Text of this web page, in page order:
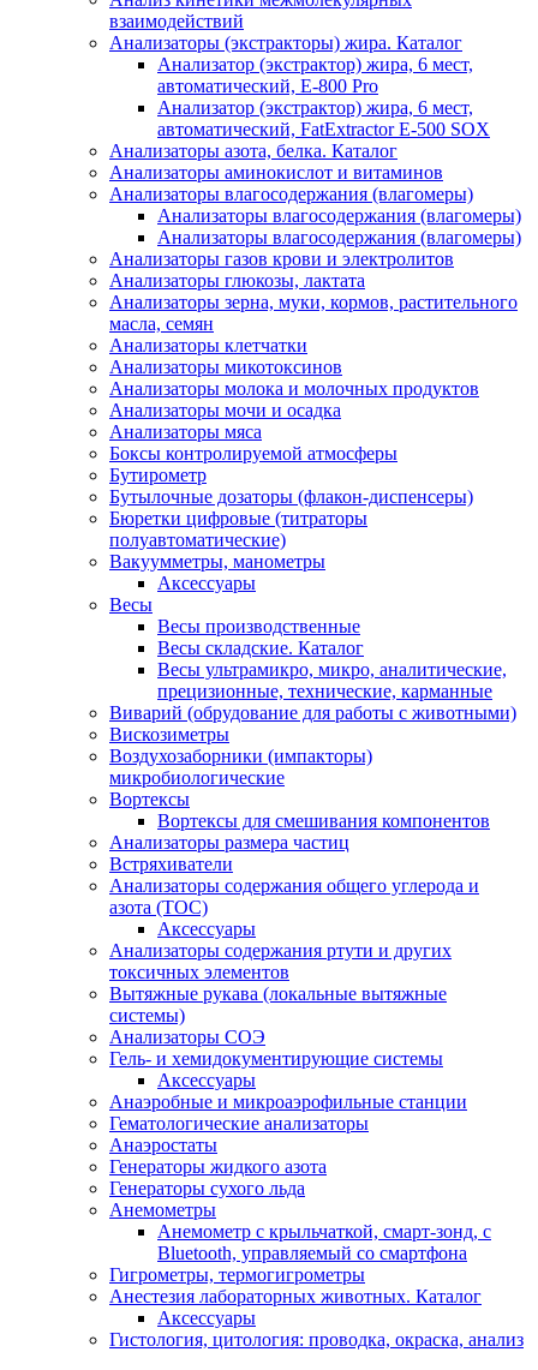
взаимодействий
Анализаторы (экстракторы) жира. Каталог
Анализатор (экстрактор) жира, 6 мест,
автоматический, E-800 Pro
Анализатор (экстрактор) жира, 6 мест,
автоматический, FatExtractor E-500 SOX
Анализаторы азота, белка. Каталог
Анализаторы аминокислот и витаминов
Анализаторы влагосодержания (влагомеры)
Анализаторы влагосодержания (влагомеры)
Анализаторы влагосодержания (влагомеры)
Анализаторы газов крови и электролитов
Анализаторы глюкозы, лактата
Анализаторы зерна, муки, кормов, растительного
масла, семян
Анализаторы клетчатки
Анализаторы микотоксинов
Анализаторы молока и молочных продуктов
Анализаторы мочи и осадка
Анализаторы мяса
Боксы контролируемой атмосферы
Бутирометр
Бутылочные дозаторы (флакон-диспенсеры)
Бюретки цифровые (титраторы
полуавтоматические)
Вакуумметры, манометры
Аксессуары
Весы
Весы производственные
Весы складские. Каталог
Весы ультрамикро, микро, аналитические,
прецизионные, технические, карманные
Виварий (обрудование для работы с животными)
Вискозиметры
Воздухозаборники (импакторы)
микробиологические
Вортексы
Вортексы для смешивания компонентов
Анализаторы размера частиц
Встряхиватели
Анализаторы содержания общего углерода и
азота (ТОС)
Аксессуары
Анализаторы содержания ртути и других
токсичных элементов
Вытяжные рукава (локальные вытяжные
системы)
Анализаторы СОЭ
Гель- и хемидокументирующие системы
Аксессуары
Анаэробные и микроаэрофильные станции
Гематологические анализаторы
Анаэростаты
Генераторы жидкого азота
Генераторы сухого льда
Анемометры
Анемометр с крыльчаткой, смарт-зонд, с
Bluetooth, управляемый со смартфона
Гигрометры, термогигрометры
Анестезия лабораторных животных. Каталог
Аксессуары
Гистология, цитология: проводка, окраска, анализ